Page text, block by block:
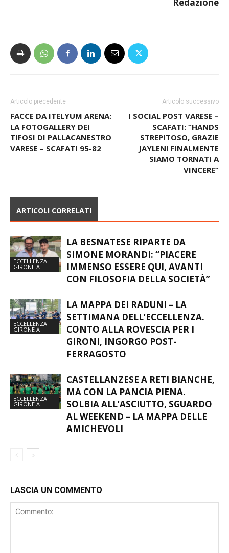
FACCE DA ITELYUM ARENA:
LA FOTOGALLERY DEI
TIFOSI DI PALLACANESTRO
VARESE – SCAFATI 95-82
I SOCIAL POST VARESE –
STREPITOSO, GRAZIE
JAYLEN! FINALMENTE
SIAMO TORNATI A
VINCERE”
ECCELLENZA
GIRONE A
LA BESNATESE RIPARTE DA
IMMENSO ESSERE QUI, AVANTI
CON FILOSOFIA DELLA SOCIETÀ”
ECCELLENZA
GIRONE A
LA MAPPA DEI RADUNI – LA
CONTO ALLA ROVESCIA PER I
GIRONI, INGORGO POST-
FERRAGOSTO
ECCELLENZA
GIRONE A
CASTELLANZESE A RETI BIANCHE,
SOLBIA ALL’ASCIUTTO, SGUARDO
AL WEEKEND – LA MAPPA DELLE
AMICHEVOLI